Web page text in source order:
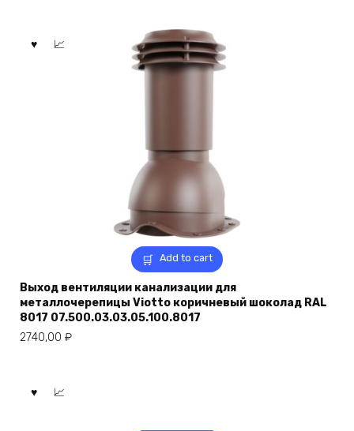
Add to cart
Выход вентиляции канализации для
металлочерепицы Viotto коричневый шоколад RAL
8017 07.500.03.03.05.100.8017
2740,00 ₽